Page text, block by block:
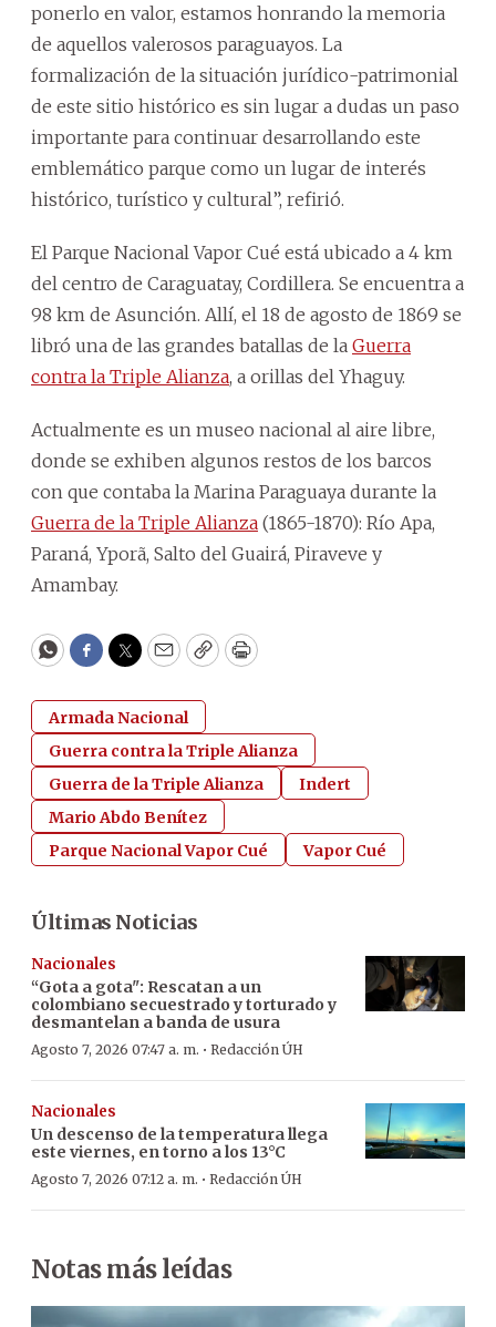
ponerlo en valor, estamos honrando la memoria
de aquellos valerosos paraguayos. La
formalización de la situación jurídico-patrimonial
de este sitio histórico es sin lugar a dudas un paso
importante para continuar desarrollando este
emblemático parque como un lugar de interés
histórico, turístico y cultural”, refirió.
El Parque Nacional Vapor Cué está ubicado a 4 km
del centro de Caraguatay, Cordillera. Se encuentra a
98 km de Asunción. Allí, el 18 de agosto de 1869 se
libró una de las grandes batallas de la Guerra
contra la Triple Alianza, a orillas del Yhaguy.
Actualmente es un museo nacional al aire libre,
donde se exhiben algunos restos de los barcos
con que contaba la Marina Paraguaya durante la
Guerra de la Triple Alianza (1865-1870): Río Apa,
Paraná, Yporã, Salto del Guairá, Piraveve y
Amambay.
WhatsApp
Facebook
Twitter
EmailCopyPrint
Armada Nacional
Guerra contra la Triple Alianza
Guerra de la Triple Alianza
Indert
Mario Abdo Benítez
Parque Nacional Vapor Cué
Vapor Cué
Últimas Noticias
Nacionales
“Gota a gota": Rescatan a un
colombiano secuestrado y torturado y
desmantelan a banda de usura
Agosto 7, 2026 07:47 a. m. · Redacción ÚH
Nacionales
Un descenso de la temperatura llega
este viernes, en torno a los 13°C
Agosto 7, 2026 07:12 a. m. · Redacción ÚH
Notas más leídas